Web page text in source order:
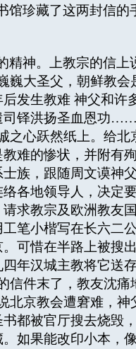
馆珍藏了这两封信
精神。上教宗的信上
大圣父，朝鲜教会
后发生教难 神父和
铎洪扬圣血恩功……
心跃然纸上。给北
难的惨状，并附有
族，跟随周文谟神
各地领导人，决定
求教宗及欧洲教友
笔小楷写在长六二
可惜在半路上被搜
年汉城主教将它送
件末了，教友沈痛
北京教会遭窘难，
书都被官厅搜去烧
。如果能改印小本